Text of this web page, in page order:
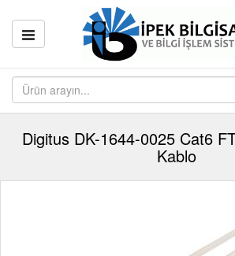
Digitus DK-1644-0025 Cat6
Kablo